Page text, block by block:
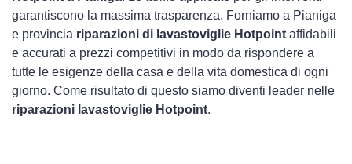
garantiscono la massima trasparenza. Forniamo a Pianiga
e provincia riparazioni di lavastoviglie Hotpoint affidabili
e accurati a prezzi competitivi in modo da rispondere a
tutte le esigenze della casa e della vita domestica di ogni
giorno. Come risultato di questo siamo diventi leader nelle
riparazioni lavastoviglie Hotpoint.